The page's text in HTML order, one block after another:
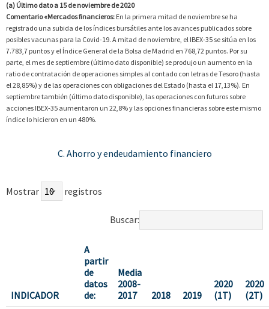
(a) Último dato a 15 de noviembre de 2020
Comentario «Mercados financieros: En la primera mitad de noviembre se ha
registrado una subida de los índices bursátiles ante los avances publicados sobre
posibles vacunas para la Covid-19. A mitad de noviembre, el IBEX-35 se sitúa en los
7.783,7 puntos y el Índice General de la Bolsa de Madrid en 768,72 puntos. Por su
parte, el mes de septiembre (último dato disponible) se produjo un aumento en la
ratio de contratación de operaciones simples al contado con letras de Tesoro (hasta
el 28,85%) y de las operaciones con obligaciones del Estado (hasta el 17,13%). En
septiembre también (último dato disponible), las operaciones con futuros sobre
acciones IBEX-35 aumentaron un 22,8% y las opciones financieras sobre este mismo
índice lo hicieron en un 480%.
C. Ahorro y endeudamiento financiero
Mostrar registros
Buscar:
INDICADOR
A
partir
de
datos
de:
Media
2008-
2017
2018 2019
2020
(1T)
2020
(2T)